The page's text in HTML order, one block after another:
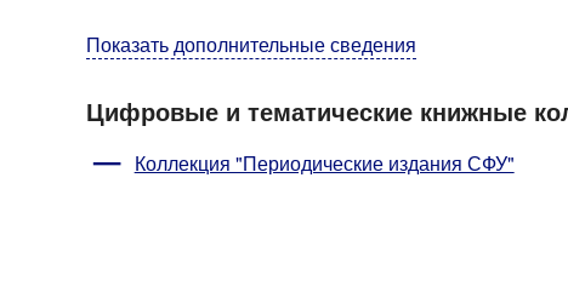
Показать дополнительные сведения
Цифровые и тематические книжные
Коллекция "Периодические издания СФУ"